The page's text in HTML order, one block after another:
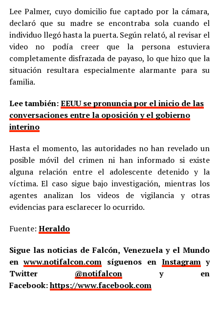
Lee Palmer, cuyo domicilio fue captado por la cámara,
declaró que su madre se encontraba sola cuando el
individuo llegó hasta la puerta. Según relató, al revisar el
video no podía creer que la persona estuviera
completamente disfrazada de payaso, lo que hizo que la
situación resultara especialmente alarmante para su
familia.
Lee también:EEUU se pronuncia por el inicio de las
conversaciones entre la oposición y el gobierno
interino
Hasta el momento, las autoridades no han revelado un
posible móvil del crimen ni han informado si existe
alguna relación entre el adolescente detenido y la
víctima. El caso sigue bajo investigación, mientras los
agentes analizan los videos de vigilancia y otras
evidencias para esclarecer lo ocurrido.
Fuente: Heraldo
Sigue las noticias de Falcón, Venezuela y el Mundo
enwww.notifalcon.com síguenos en Instagramy
Twitter @notifalcony en
Facebook:https://www.facebook.com